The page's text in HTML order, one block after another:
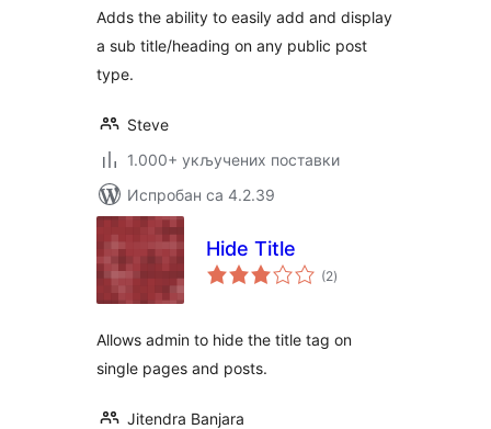
Adds the ability to easily add and display
a sub title/heading on any public post
type.
Steve
1.000+ укључених поставки
Испробан са 4.2.39
Hide Title
(2укупних
оцена
)
Allows admin to hide the title tag on
single pages and posts.
Jitendra Banjara